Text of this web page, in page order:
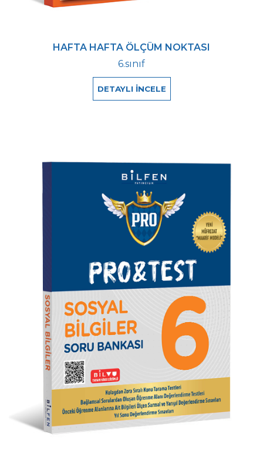
HAFTA HAFTA ÖLÇÜM NOKTASI
6.sınıf
DETAYLI İNCELE